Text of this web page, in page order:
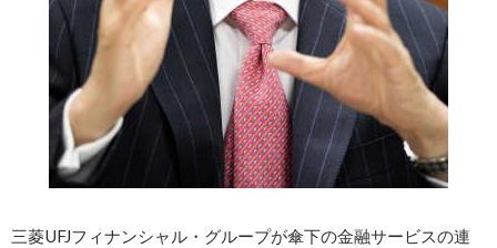
三菱UFJフィナンシャル・グループが傘下の金融サービスの連